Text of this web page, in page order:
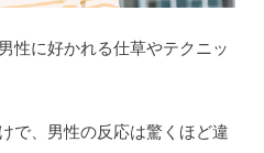
性に好かれる仕草やテクニッ
で、男性の反応は驚くほど違